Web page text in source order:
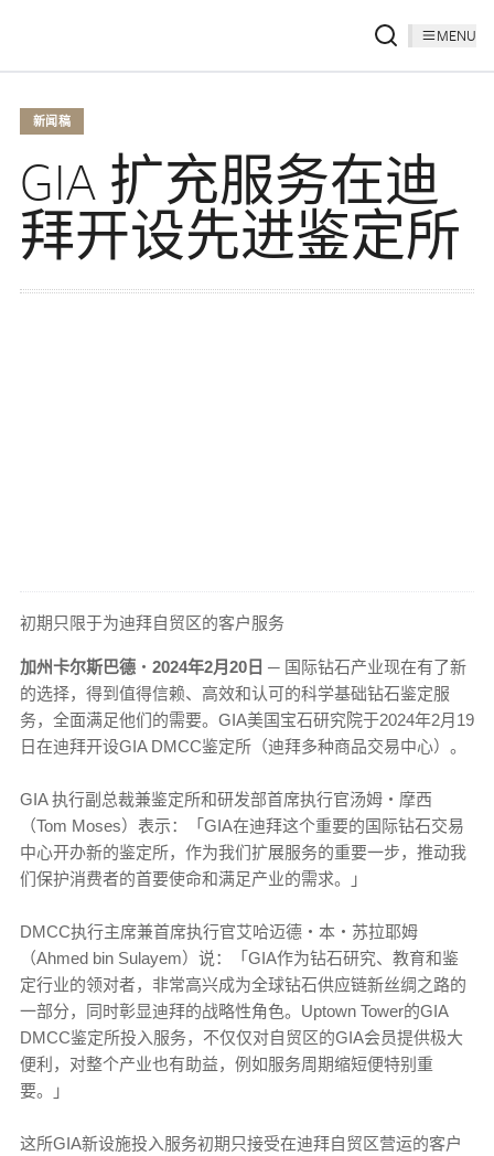
MENU
新闻稿
GIA 扩充服务在迪
拜开设先进鉴定所
初期只限于为迪拜自贸区的客户服务
加州卡尔斯巴德 ‧ 2024年2月20日 ─ 国际钻石产业现在有了新
的选择，得到值得信赖、高效和认可的科学基础钻石鉴定服
务，全面满足他们的需要。GIA美国宝石研究院于2024年2月19
日在迪拜开设GIA DMCC鉴定所（迪拜多种商品交易中心）。
GIA 执行副总裁兼鉴定所和研发部首席执行官汤姆‧摩西
（Tom Moses）表示：「GIA在迪拜这个重要的国际钻石交易
中心开办新的鉴定所，作为我们扩展服务的重要一步，推动我
们保护消费者的首要使命和满足产业的需求。」
DMCC执行主席兼首席执行官艾哈迈德‧本‧苏拉耶姆
（Ahmed bin Sulayem）说：「GIA作为钻石研究、教育和鉴
定行业的领对者，非常高兴成为全球钻石供应链新丝绸之路的
一部分，同时彰显迪拜的战略性角色。Uptown Tower的GIA
DMCC鉴定所投入服务，不仅仅对自贸区的GIA会员提供极大
便利，对整个产业也有助益，例如服务周期缩短便特别重
要。」
这所GIA新设施投入服务初期只接受在迪拜自贸区营运的客户